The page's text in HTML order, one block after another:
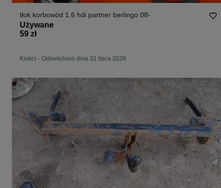
tłok korbowód 1.6 hdi partner berlingo 08-
Używane
59 zł
Kiekrz - Odświeżono dnia 31 lipca 2026